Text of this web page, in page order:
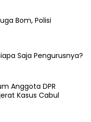
Bom, Polisi
Saja Pengurusnya?
Anggota DPR
Kasus Cabul